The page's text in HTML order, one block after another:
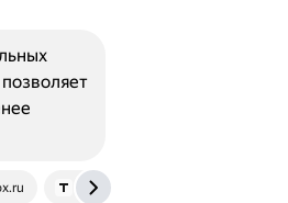
telegra.ph